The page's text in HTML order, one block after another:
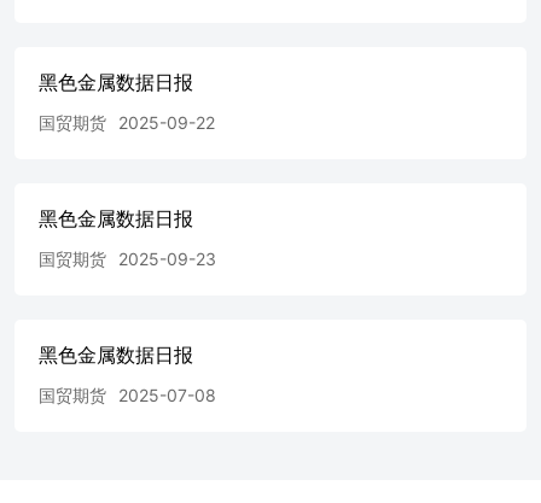
黑色金属数据日报
国贸期货 2025-09-22
黑色金属数据日报
国贸期货 2025-09-23
黑色金属数据日报
国贸期货 2025-07-08